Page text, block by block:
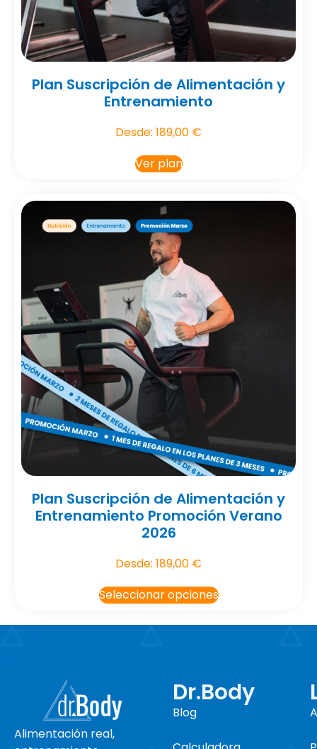
Plan Suscripción de Alimentación y
Entrenamiento
Desde: 189,00 €
Ver plan
Plan Suscripción de Alimentación y
Entrenamiento Promoción Verano
2026
Desde: 189,00 €
Seleccionar opciones
Alimentación real,
Dr.Body
Blog